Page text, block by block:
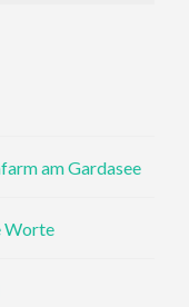
am Gardasee
Worte